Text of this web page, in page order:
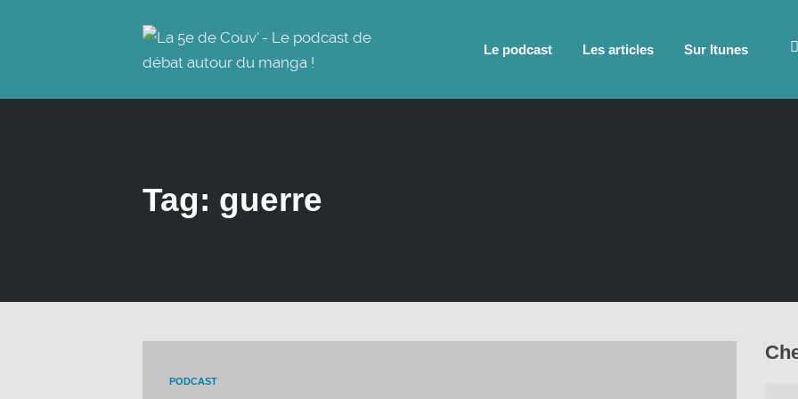
Le podcast Les articles Sur Itunes
Tag: guerre
PODCAST